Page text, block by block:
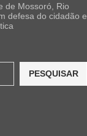
de Mossoró, Rio
defesa do cidadão e
PESQUISAR